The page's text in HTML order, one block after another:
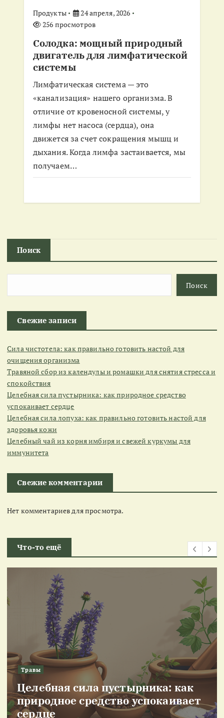
Продукты
24 апреля, 2026
256 просмотров
Солодка: мощный природный
двигатель для лимфатической
системы
Лимфатическая система — это
«канализация» нашего организма. В
отличие от кровеносной системы, у
лимфы нет насоса (сердца), она
движется за счет сокращения мышц и
дыхания. Когда лимфа застаивается, мы
получаем…
Поиск
Поиск
Свежие записи
Сила чистотела: как правильно готовить настой для
очищения организма
Травяной сбор из календулы и ромашки для снятия стресса и
спокойствия
Целебная сила пустырника: как природное средство
успокаивает сердце
Целебная сила лопуха: как правильно готовить настой для
здоровья кожи
Целебный чай из корня имбиря и свежей куркумы для
иммунитета
Свежие комментарии
Нет комментариев для просмотра.
Что-то ещё
Травы
Целебная сила пустырника: как
природное средство успокаивает
сердце